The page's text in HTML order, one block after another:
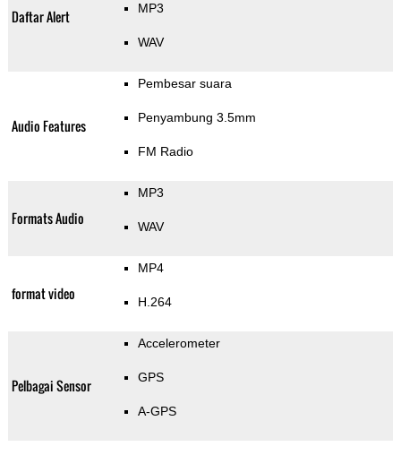
Daftar Alert MP3
WAV
Audio Features
Pembesar suara
Penyambung 3.5mm
FM Radio
Formats Audio
MP3
WAV
format video
MP4
H.264
Pelbagai Sensor
Accelerometer
GPS
A-GPS